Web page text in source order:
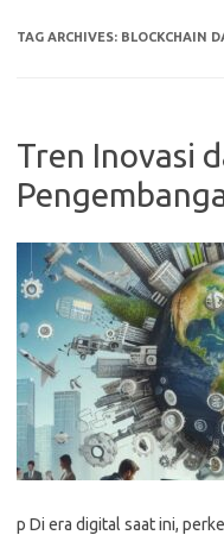
TAG ARCHIVES: BLOCKCHAIN
Tren Inovasi
p Di era digital saat ini,